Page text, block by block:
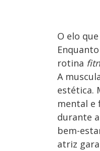
O elo
rotina
A
estética.
mental e
durante
bem-
atriz